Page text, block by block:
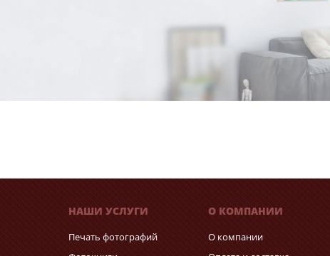
НАШИ УСЛУГИ
Печать фотографий
О КОМПАНИИ
О компании